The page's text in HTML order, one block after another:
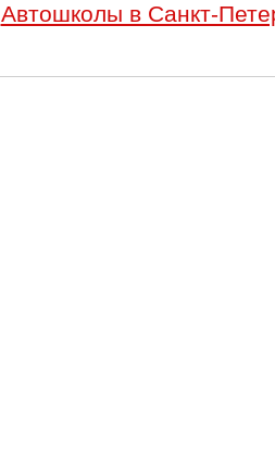
Автошколы в Санкт-